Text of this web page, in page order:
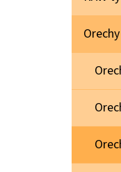
kategórie
T
G
R
E
Orechy